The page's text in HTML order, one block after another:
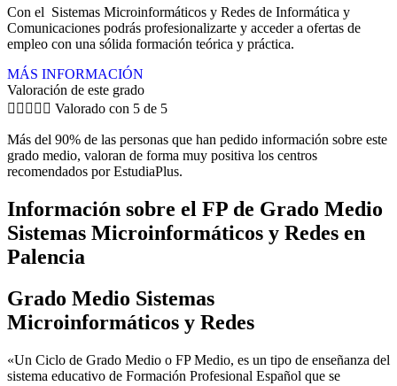
Con el Sistemas Microinformáticos y Redes de Informática y
Comunicaciones podrás profesionalizarte y acceder a ofertas de
empleo con una sólida formación teórica y práctica.
MÁS INFORMACIÓN
Valoración de este grado
     Valorado con 5 de 5
Más del 90% de las personas que han pedido información sobre este
grado medio, valoran de forma muy positiva los centros
recomendados por EstudiaPlus.
Información sobre el FP de Grado Medio
Sistemas Microinformáticos y Redes en
Palencia
Grado Medio Sistemas
Microinformáticos y Redes
«Un Ciclo de Grado Medio o FP Medio, es un tipo de enseñanza del
sistema educativo de Formación Profesional Español que se